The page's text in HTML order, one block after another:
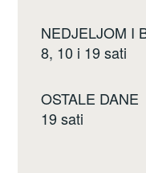
NEDJELJOM I
8, 10 i 19 sati
OSTALE DANE
19 sati